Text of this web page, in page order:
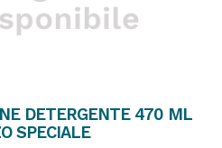
DETERGENTE 470 ML
SPECIALE